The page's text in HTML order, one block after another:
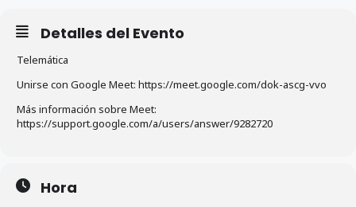
Detalles del Evento
Telemática
Unirse con Google Meet: https://meet.google.com/dok-ascg-vvo
Más información sobre Meet:
https://support.google.com/a/users/answer/9282720
Hora